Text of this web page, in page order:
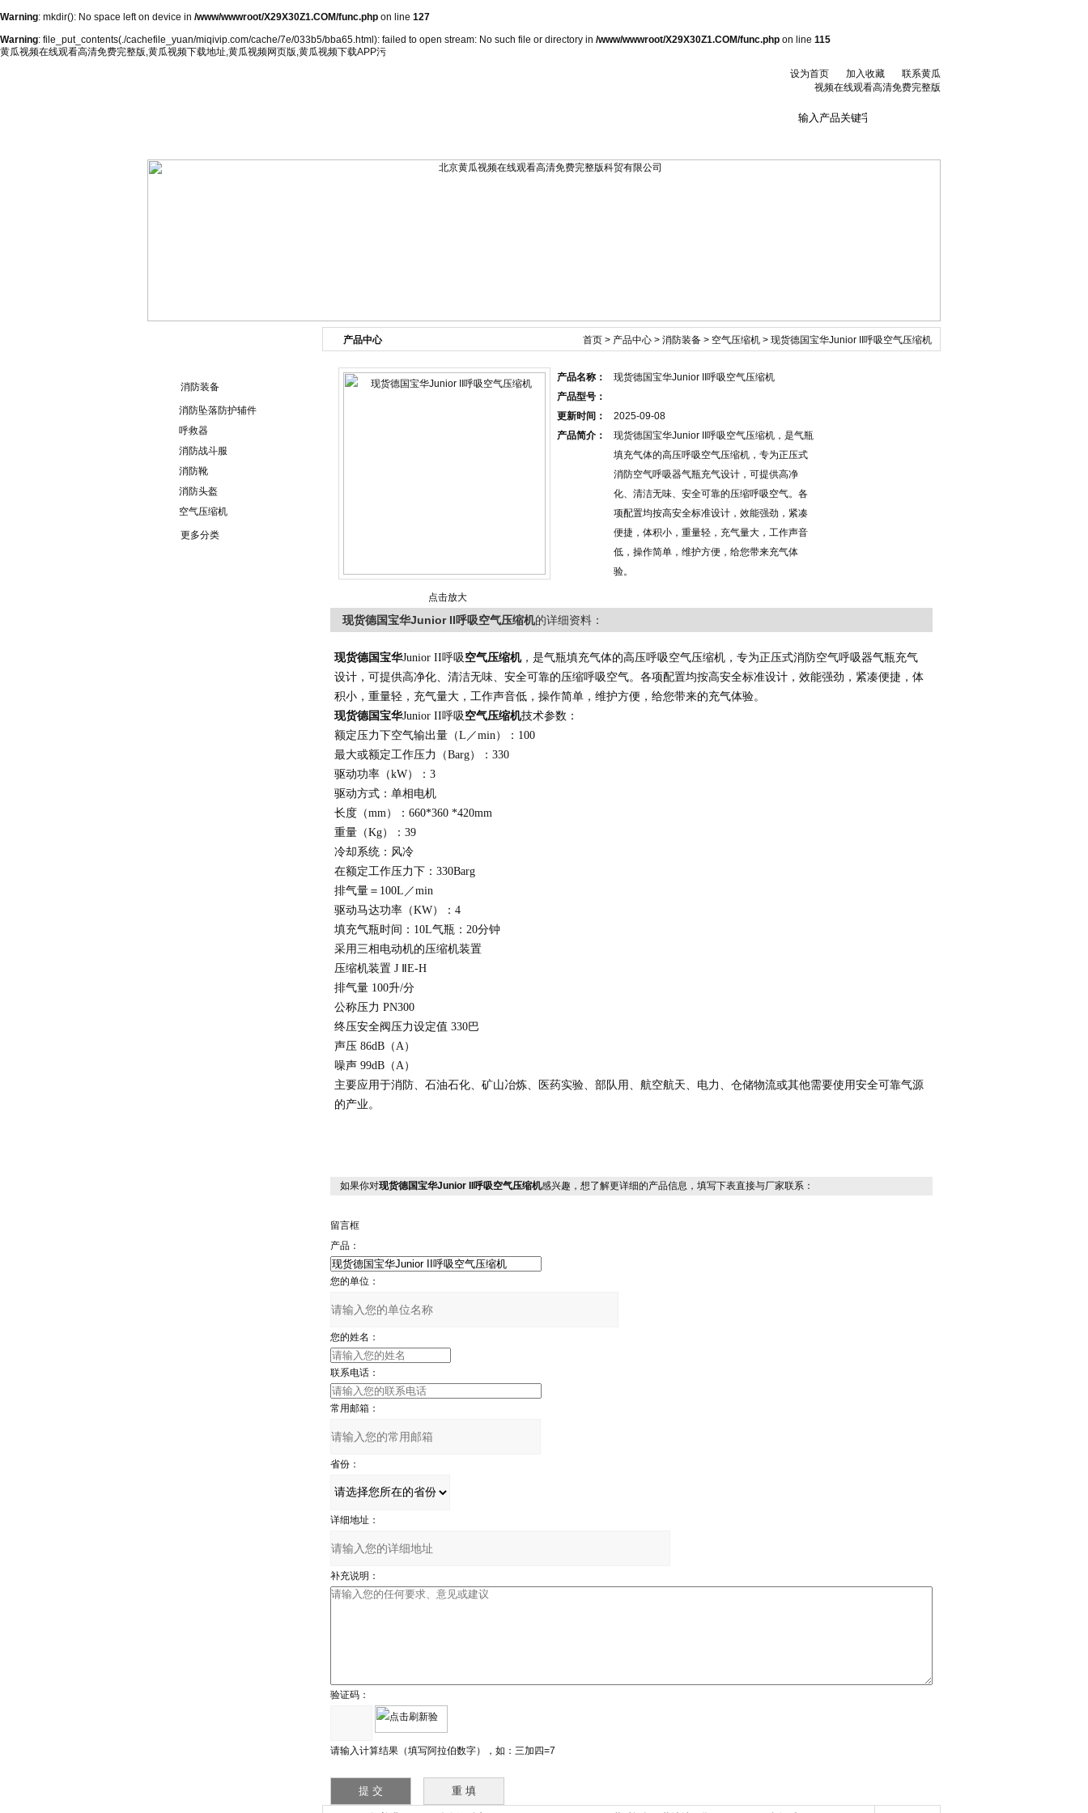
Warning: mkdir(): No space left on device in /www/wwwroot/X29X30Z1.COM/func.php on line 127
Warning: file_put_contents(./cachefile_yuan/miqivip.com/cache/7e/033b5/bba65.html): failed to open stream: No such file or directory in /www/wwwroot/X29X30Z1.COM/func.php on line 115
黄瓜视频在线观看高清免费完整版,黄瓜视频下载地址,黄瓜视频网页版,黄瓜视频下载APP污
设为首页
加入收藏
联系黄瓜
视频在线观看高清免费完整版
消防装备
消防坠落防护辅件
呼救器
消防战斗服
消防靴
消防头盔
空气压缩机
更多分类
首页 > 产品中心 > 消防装备 > 空气压缩机 > 现货德国宝华Junior II呼吸空气压缩机
产品中心
点击放大
产品名称：
现货德国宝华Junior II呼吸空气压缩机
产品型号：
更新时间：
2025-09-08
产品简介：
现货德国宝华Junior II呼吸空气压缩机，是气瓶
填充气体的高压呼吸空气压缩机，专为正压式
消防空气呼吸器气瓶充气设计，可提供高净
化、清洁无味、安全可靠的压缩呼吸空气。各
项配置均按高安全标准设计，效能强劲，紧凑
便捷，体积小，重量轻，充气量大，工作声音
低，操作简单，维护方便，给您带来充气体
验。
现货德国宝华Junior II呼吸空气压缩机的详细资料：
现货德国宝华Junior II呼吸 空气压缩机， 是气瓶填充气体的高压呼吸空气压缩机，专为正压式消防空气呼吸器气瓶充气
设计，可提供高净化、清洁无味、安全可靠的压缩呼吸空气。各项配置均按高安全标准设计，效能强劲，紧凑便捷，体
积小，重量轻，充气量大，工作声音低，操作简单，维护方便，给您带来的充气体验。
现货德国宝华Junior II呼吸 空气压缩机技术参数：
额定压力下空气输出量（L ／min）： 100
最大或额定工作压力（Barg）： 330
驱动功率（kW）： 3
驱动方式：单相电机
长度（mm）： 660*360 *420mm
重量（Kg）： 39
冷却系统：风冷
在额定工作压力下： 330Barg
排气量＝ 100L ／min
驱动马达功率（KW）： 4
填充气瓶时间： 10L气瓶： 20分钟
采用三相电动机的压缩机装置
压缩机装置 J
E-H
排气量 100升/分
公称压力 PN300
终压安全阀压力设定值 330巴
声压 86dB （A）
噪声 99dB （A）
主要应用于消防、石油石化、矿山冶炼、医药实验、部队用、航空航天、电力、仓储物流或其他需要使用安全可靠气源
的产业。
如果你对现货德国宝华Junior II呼吸空气压缩机感兴趣，想了解更详细的产品信息，填写下表直接与厂家联系：
留言框
产品：
您的单位：
您的姓名：
联系电话：
常用邮箱：
省份：
详细地址：
补充说明：
验证码：
请输入计算结果（填写阿拉伯数字），如：三加四=7